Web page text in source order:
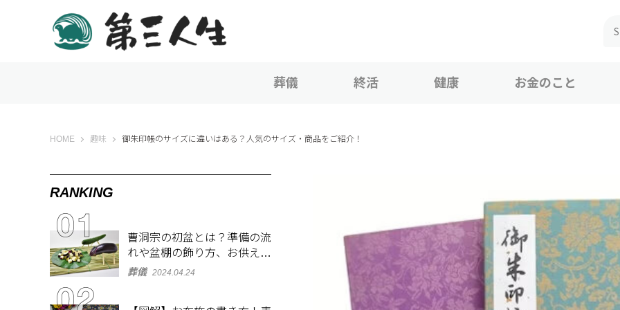
葬儀 終活 健康 お金のこと
HOME 第三人生 〜寄り道の歩き方〜
趣味 御朱印帳のサイズに違いはある？人気のサイズ・商品をご紹介！
RANKING
曹洞宗の初盆とは？準備の流
れや盆棚の飾り方、お供え物
を解説
葬儀 2024.04.24